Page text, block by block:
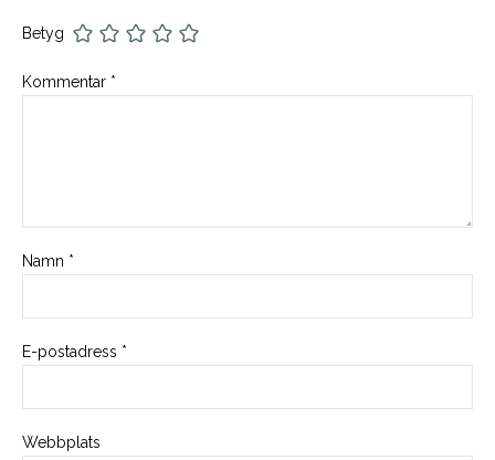
Betyg
Kommentar *
Namn *
E-postadress *
Webbplats